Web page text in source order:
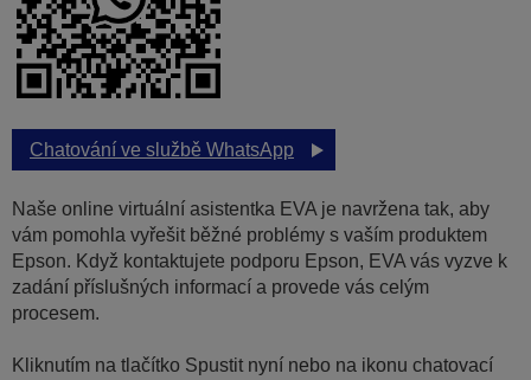
Chatování ve službě WhatsApp
Naše online virtuální asistentka EVA je navržena tak, aby
vám pomohla vyřešit běžné problémy s vaším produktem
Epson. Když kontaktujete podporu Epson, EVA vás vyzve k
zadání příslušných informací a provede vás celým
procesem.
Kliknutím na tlačítko Spustit nyní nebo na ikonu chatovací